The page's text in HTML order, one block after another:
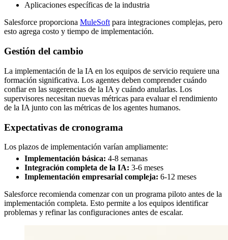
Aplicaciones específicas de la industria
Salesforce proporciona MuleSoftpara integraciones complejas, pero
esto agrega costo y tiempo de implementación.
Gestión del cambio
La implementación de la IA en los equipos de servicio requiere una
formación significativa. Los agentes deben comprender cuándo
confiar en las sugerencias de la IA y cuándo anularlas. Los
supervisores necesitan nuevas métricas para evaluar el rendimiento
de la IA junto con las métricas de los agentes humanos.
Expectativas de cronograma
Los plazos de implementación varían ampliamente:
Implementación básica: 4-8 semanas
Integración completa de la IA: 3-6 meses
Implementación empresarial compleja: 6-12 meses
Salesforce recomienda comenzar con un programa piloto antes de la
implementación completa. Esto permite a los equipos identificar
problemas y refinar las configuraciones antes de escalar.